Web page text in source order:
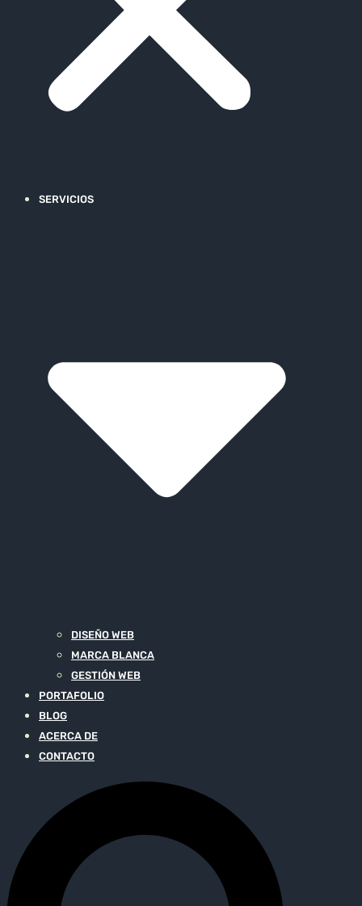
SERVICIOS
DISEÑO WEB
MARCA BLANCA
GESTIÓN WEB
PORTAFOLIO
BLOG
ACERCA DE
CONTACTO